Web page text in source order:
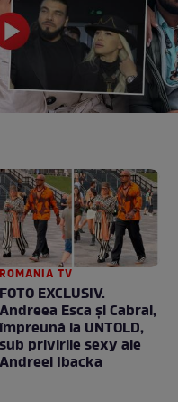
ROMANIA TV
FOTO EXCLUSIV.
Andreea Esca şi Cabral,
împreună la UNTOLD,
sub privirile sexy ale
Andreei Ibacka